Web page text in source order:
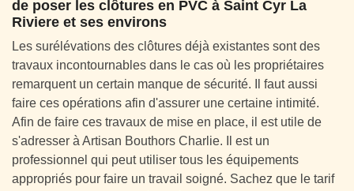
de poser les clôtures en PVC à Saint Cyr La
Riviere et ses environs
Les surélévations des clôtures déjà existantes sont des
travaux incontournables dans le cas où les propriétaires
remarquent un certain manque de sécurité. Il faut aussi
faire ces opérations afin d'assurer une certaine intimité.
Afin de faire ces travaux de mise en place, il est utile de
s'adresser à Artisan Bouthors Charlie. Il est un
professionnel qui peut utiliser tous les équipements
appropriés pour faire un travail soigné. Sachez que le tarif